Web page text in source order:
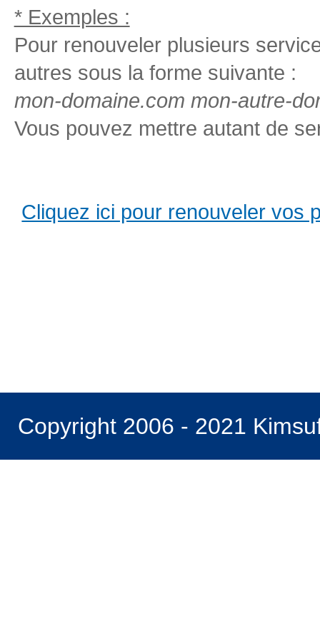
* Exemples :
Pour renouveler plusieurs
autres sous la forme suivante :
mon-domaine.com mon-autre-
Vous pouvez mettre autant de
Cliquez ici pour renouveler vos
Copyright 2006 - 2021